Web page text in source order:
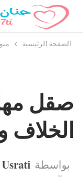
الصفحة الرئيسية
صقل
الخلاف
بواسطة Usrati